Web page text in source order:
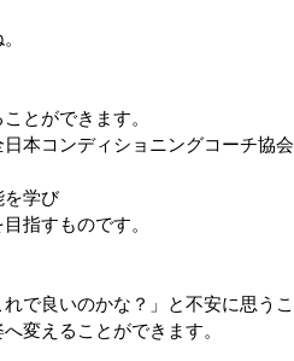
とができます。
本コンディショニングコーチ協会
を学び
指すものです。
で良いのかな？」と不安に思うこ
変えることができます。